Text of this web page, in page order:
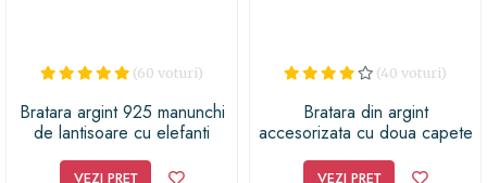
(60 voturi)
Bratara argint 925 manunchi
de lantisoare cu elefanti
VEZI PREȚ
(40 voturi)
Bratara din argint
accesorizata cu doua capete
Balisarda Jewelry
VEZI PREȚ